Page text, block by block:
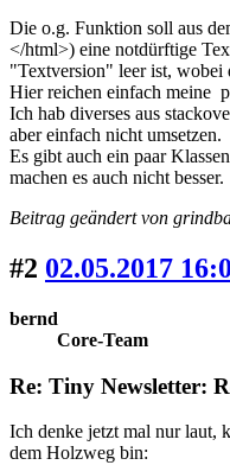
Die o.g. Funktion soll aus
</html>) eine notdürftige
"Textversion" leer ist, wobei
Hier reichen einfach meine
Ich hab diverses aus
aber einfach nicht umsetzen.
Es gibt auch ein paar
machen es auch nicht besser.
Beitrag geändert von
#2 02.05.2017
bernd
Core-Team
Re: Tiny Newsletter:
Ich denke jetzt mal nur laut,
dem Holzweg bin: